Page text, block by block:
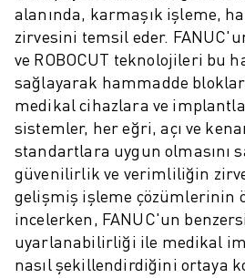
ROBOSHOT ELEKTRIKLI PLASTIK
ROBOSHOT DONANIM
ROBOSHOT YAZILIM
ROBOSHOT SÜRDÜRÜLEBİLİRLİK
ROBOSHOT ROBOT PAKETI
ROBOSHOT ÖNLEYICI BAKIM
ROBOSHOT TOPLAM SAHIP OLMA
TEL EROZYON MAKINELERI
ROBOCUT TEL EROZYON MAKINELERI
ROBOCUT DONANIM
ROBOCUT YAZILIMI
ROBOCUT ÖNLEYICI BAKIM
alanında, karmaşık işleme,
zirvesini temsil eder.
ve ROBOCUT teknolojileri bu
sağlayarak hammadde
medikal cihazlara ve
sistemler, her eğri, açı ve
standartlara uygun olmasını
güvenilirlik ve verimliliğin
gelişmiş işleme çözümlerinin
incelerken, FANUC'un
uyarlanabilirliği ile medikal
nasıl şekillendirdiğini ortaya